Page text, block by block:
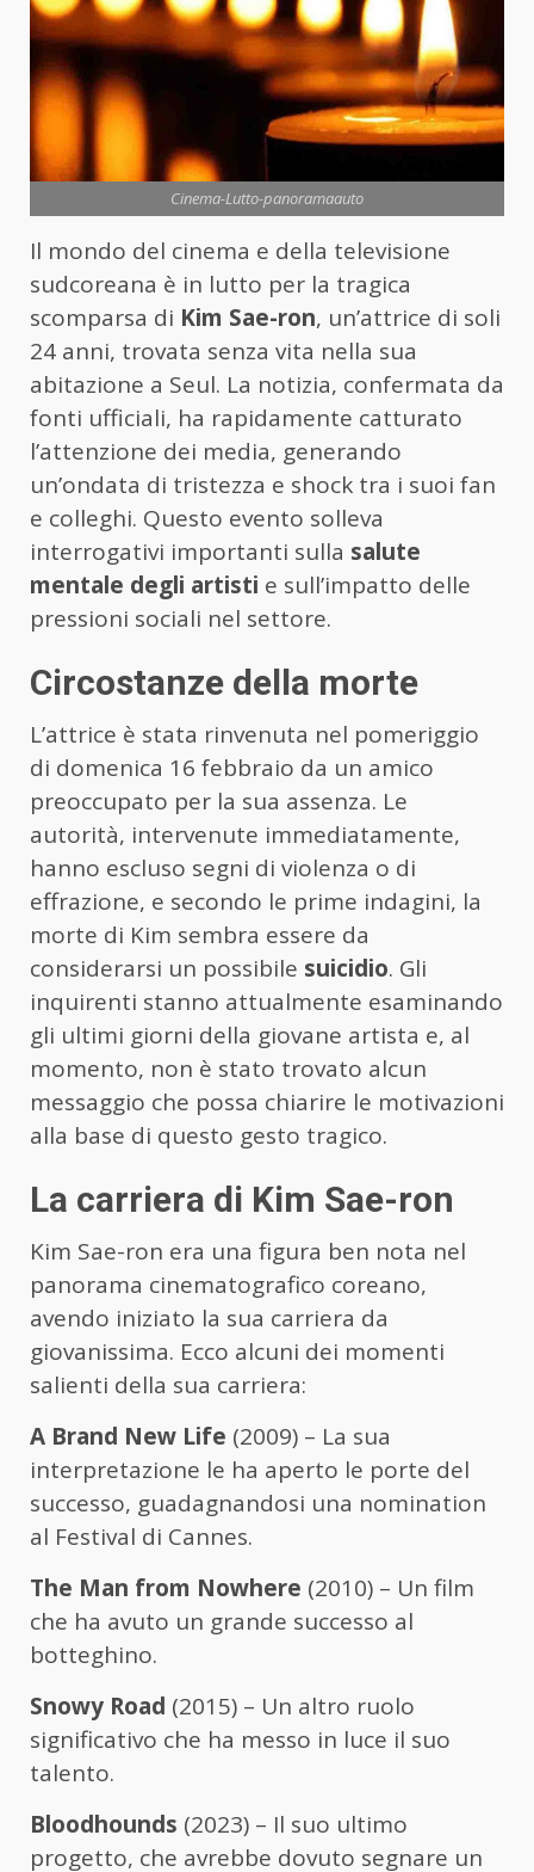
Cinema-Lutto-panoramaauto
Il mondo del cinema e della televisione
sudcoreana è in lutto per la tragica
scomparsa di Kim Sae-ron, un’attrice di soli
24 anni, trovata senza vita nella sua
abitazione a Seul. La notizia, confermata da
fonti ufficiali, ha rapidamente catturato
l’attenzione dei media, generando
un’ondata di tristezza e shock tra i suoi fan
e colleghi. Questo evento solleva
interrogativi importanti sulla salute
mentale degli artisti e sull’impatto delle
pressioni sociali nel settore.
Circostanze della morte
L’attrice è stata rinvenuta nel pomeriggio
di domenica 16 febbraio da un amico
preoccupato per la sua assenza. Le
autorità, intervenute immediatamente,
hanno escluso segni di violenza o di
effrazione, e secondo le prime indagini, la
morte di Kim sembra essere da
considerarsi un possibile suicidio. Gli
inquirenti stanno attualmente esaminando
gli ultimi giorni della giovane artista e, al
momento, non è stato trovato alcun
messaggio che possa chiarire le motivazioni
alla base di questo gesto tragico.
La carriera di Kim Sae-ron
Kim Sae-ron era una figura ben nota nel
panorama cinematografico coreano,
avendo iniziato la sua carriera da
giovanissima. Ecco alcuni dei momenti
salienti della sua carriera:
A Brand New Life (2009) – La sua
interpretazione le ha aperto le porte del
successo, guadagnandosi una nomination
al Festival di Cannes.
The Man from Nowhere (2010) – Un film
che ha avuto un grande successo al
botteghino.
Snowy Road (2015) – Un altro ruolo
significativo che ha messo in luce il suo
talento.
Bloodhounds (2023) – Il suo ultimo
progetto, che avrebbe dovuto segnare un